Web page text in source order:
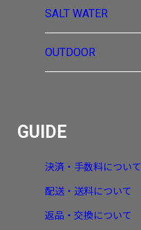
SALT WATER
OUTDOOR
GUIDE
決済・手数料について
配送・送料について
返品・交換について